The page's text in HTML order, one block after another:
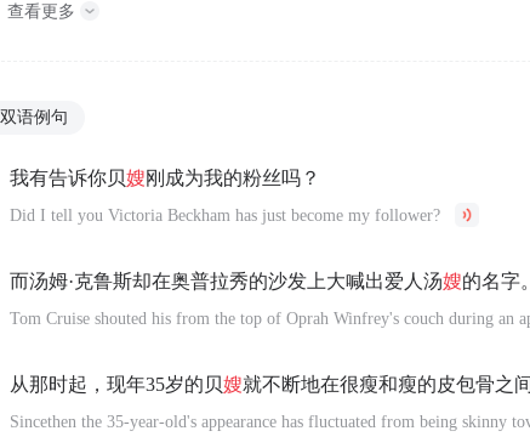
查看更多
双语例句
我有告诉你贝嫂刚成为我的粉丝吗？
Did I tell you Victoria Beckham has just become my follower?
而汤姆·克鲁斯却在奥普拉秀的沙发上大喊出爱人汤嫂的名字。
Tom Cruise shouted his from the top of Oprah Winfrey's couch during an
从那时起，现年35岁的贝嫂就不断地在很瘦和瘦的皮包骨之间
Sincethen the 35-year-old's appearance has fluctuated from being skinny